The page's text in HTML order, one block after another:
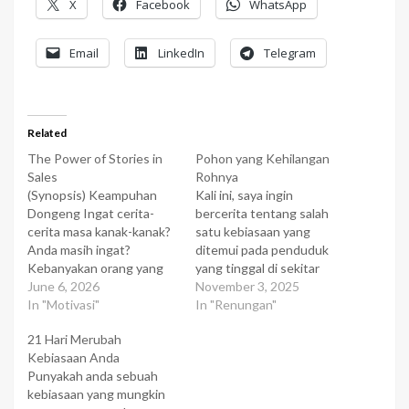
X Facebook WhatsApp
Email LinkedIn Telegram
Related
The Power of Stories in
Sales
(Synopsis) Keampuhan
Dongeng Ingat cerita-
cerita masa kanak-kanak?
Anda masih ingat?
Kebanyakan orang yang
saya tanya menjawab "YA".
Waktu kita masih anak-
diceritakan sebuah
dongeng oleh orang tua,
kakek-nenek atau orang
lain. Dongeng dapat
June 6, 2026
In "Motivasi"
Pohon yang Kehilangan
Rohnya
Kali ini, saya ingin
bercerita tentang salah
satu kebiasaan yang
ditemui pada penduduk
yang tinggal di sekitar
kepulauan Solomon, yang
letaknya di Pasifik Selatan.
November 3, 2025
In "Renungan"
21 Hari Merubah
Kebiasaan Anda
Punyakah anda sebuah
kebiasaan yang mungkin